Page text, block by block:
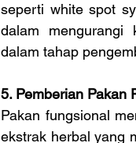
seperti white spot
dalam mengurangi
dalam tahap
5. Pemberian Pakan
Pakan fungsional
ekstrak herbal yang